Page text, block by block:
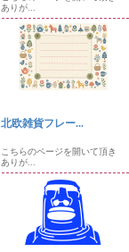
ありが...
北欧雑貨フレー...
こちらのページを開いて頂き
ありが...